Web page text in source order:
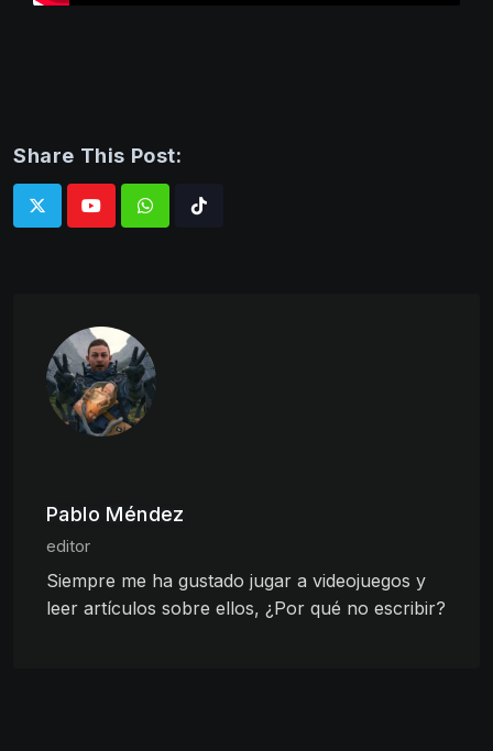
Share This Post:
WhatsappTiktok
Pablo Méndez
editor
Siempre me ha gustado jugar a videojuegos y
leer artículos sobre ellos, ¿Por qué no escribir?